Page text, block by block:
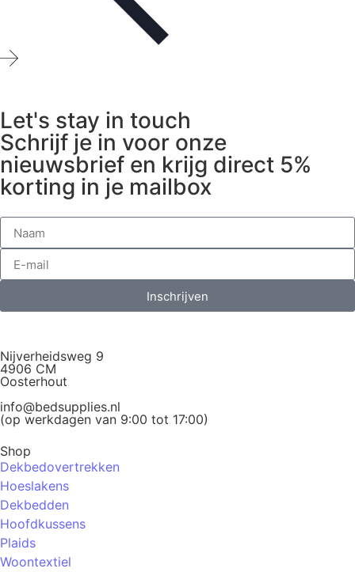
Let's stay in touch
Schrijf je in voor onze
nieuwsbrief en krijg direct 5%
korting in je mailbox
Inschrijven
Nijverheidsweg 9
4906 CM
Oosterhout
info@bedsupplies.nl
(op werkdagen van 9:00 tot 17:00)
Shop
Dekbedovertrekken
Hoeslakens
Dekbedden
Hoofdkussens
Plaids
Woontextiel